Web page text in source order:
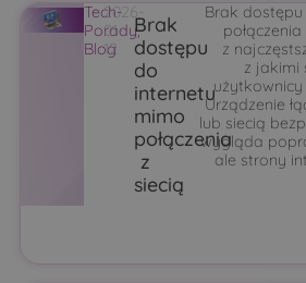
Tech-
Porady,
Blog
2026-
01-
12
Brak
dostępu
do
internetu
mimo
połączenia
z
siecią
Brak
z
z jakimi
użytkownicy
Urządzenie
lub siecią
wygląda
ale strony